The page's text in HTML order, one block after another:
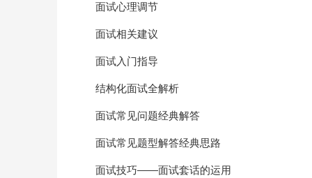
面试心理调节
面试相关建议
面试入门指导
结构化面试全解析
面试常见问题经典解答
面试常见题型解答经典思路
面试技巧——面试套话的运用